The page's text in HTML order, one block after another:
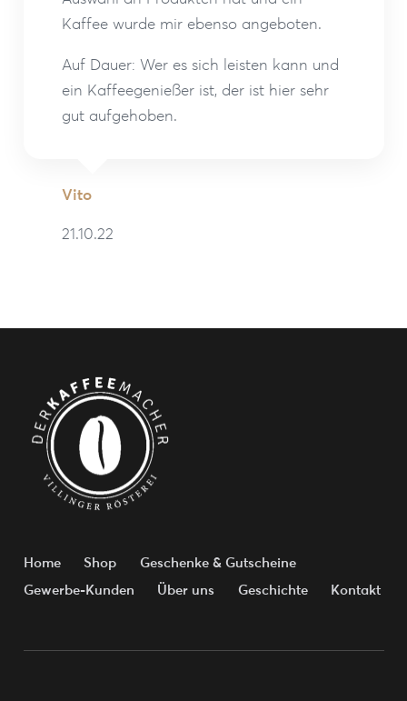
Kaffee wurde mir ebenso angeboten.
Auf Dauer: Wer es sich leisten kann und
ein Kaffeegenießer ist, der ist hier sehr
gut aufgehoben.
Vito
21.10.22
Home Shop
Geschenke & Gutscheine
Gewerbe-Kunden
Über uns Geschichte Kontakt